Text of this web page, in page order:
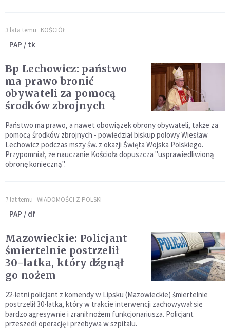
3 lata temu KOŚCIÓŁ
PAP / tk
Bp Lechowicz: państwo
ma prawo bronić
obywateli za pomocą
środków zbrojnych
Państwo ma prawo, a nawet obowiązek obrony obywateli, także za
pomocą środków zbrojnych - powiedział biskup polowy Wiesław
Lechowicz podczas mszy św. z okazji Święta Wojska Polskiego.
Przypomniał, że nauczanie Kościoła dopuszcza "usprawiedliwioną
obronę konieczną".
7 lat temu WIADOMOŚCI Z POLSKI
PAP / df
Mazowieckie: Policjant
śmiertelnie postrzelił
30-latka, który dźgnął
go nożem
22-letni policjant z komendy w Lipsku (Mazowieckie) śmiertelnie
postrzelił 30-latka, który w trakcie interwencji zachowywał się
bardzo agresywnie i zranił nożem funkcjonariusza. Policjant
przeszedł operację i przebywa w szpitalu.